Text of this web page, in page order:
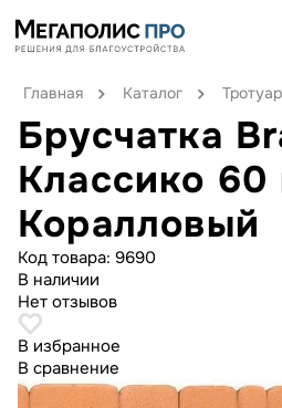
Главная Каталог
Брусчатка
Классико
Коралловый
Код товара: 9690
В наличии
Нет отзывов
В избранное
В сравнение